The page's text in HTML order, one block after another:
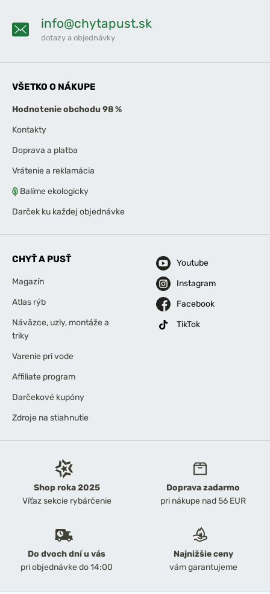
Shop roka 2025
Víťaz sekcie rybárčenie
Doprava zadarmo
pri nákupe nad 56 EUR
Do dvoch dní u vás
pri objednávke do 14:00
Najnižšie ceny
vám garantujeme
info@chytapust.sk
dotazy a objednávky
VŠETKO O NÁKUPE
Hodnotenie obchodu 98 %
Kontakty
Doprava a platba
Vrátenie a reklamácia
Balíme ekologicky
Darček ku každej objednávke
CHYŤ A PUSŤ
Magazín
Atlas rýb
Náväzce, uzly, montáže a
triky
Varenie pri vode
Affiliate program
Darčekové kupóny
Zdroje na stiahnutie
Youtube
Instagram
Facebook
TikTok